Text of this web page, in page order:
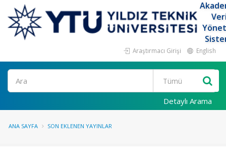
Araştırmacı Girişi English
Ara
Detaylı Arama
ANA SAYFA SON EKLENEN YAYINLAR